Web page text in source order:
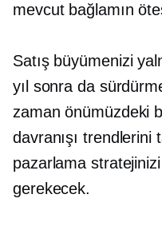
mevcut bağlamın
Satış büyümenizi
yıl sonra da
zaman önümüzdeki
davranışı trendlerini
pazarlama
gerekecek.